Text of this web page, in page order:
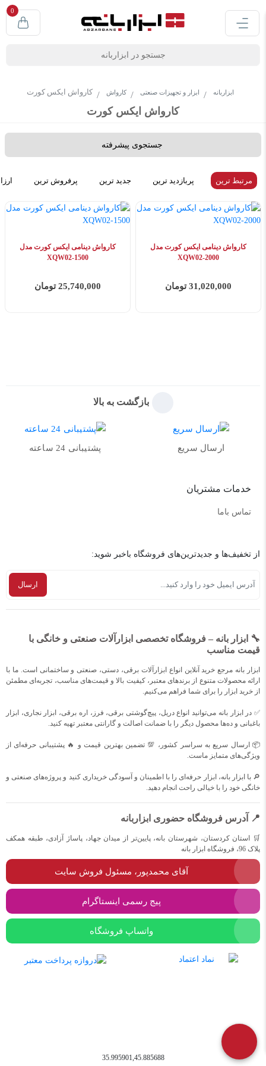
0
ابزاربانه ابزار و تجهیزات صنعتی کارواش کارواش ایکس کورت
کارواش ایکس کورت
جستجوی پیشرفته
مرتبط ترین پربازدید ترین جدید ترین پرفروش ترین
کارواش دینامی ایکس کورت مدل
XQW02-2000
31,020,000 تومان
کارواش دینامی ایکس کورت مدل
XQW02-1500
25,740,000 تومان
بازگشت به بالا
ارسال سریع پشتیبانی 24 ساعته
خدمات مشتریان
تماس باما
از تخفیف‌ها و جدیدترین‌های فروشگاه باخبر شوید:
🔧 ابزار بانه – فروشگاه تخصصی ابزارآلات صنعتی و خانگی با
قیمت مناسب
ابزار بانه مرجع خرید آنلاین انواع ابزارآلات برقی، دستی، صنعتی و ساختمانی است. ما با
ارائه محصولات متنوع از برندهای معتبر، کیفیت بالا و قیمت‌های مناسب، تجربه‌ای مطمئن
از خرید ابزار را برای شما فراهم می‌کنیم.
✅ در ابزار بانه می‌توانید انواع دریل، پیچ‌گوشتی برقی، فرز، اره برقی، ابزار نجاری، ابزار
باغبانی و ده‌ها محصول دیگر را با ضمانت اصالت و گارانتی معتبر تهیه کنید.
📦 ارسال سریع به سراسر کشور، 💯 تضمین بهترین قیمت و 🔥 پشتیبانی حرفه‌ای از
ویژگی‌های متمایز ماست.
🔎 با ابزار بانه، ابزار حرفه‌ای را با اطمینان و آسودگی خریداری کنید و پروژه‌های صنعتی و
خانگی خود را با خیالی راحت انجام دهید.
📍 آدرس فروشگاه حضوری ابزاربانه
🛒 استان کردستان، شهرستان بانه، پایین‌تر از میدان جهاد، پاساژ آزادی، طبقه همکف
پلاک 96، فروشگاه ابزار بانه
آقای محمدپور، مسئول فروش سایت
پیج رسمی اینستاگرام
واتساپ فروشگاه
35.995901,45.885688